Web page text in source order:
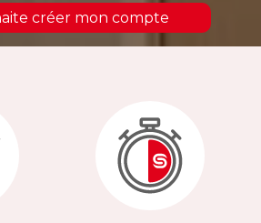
créer mon compte